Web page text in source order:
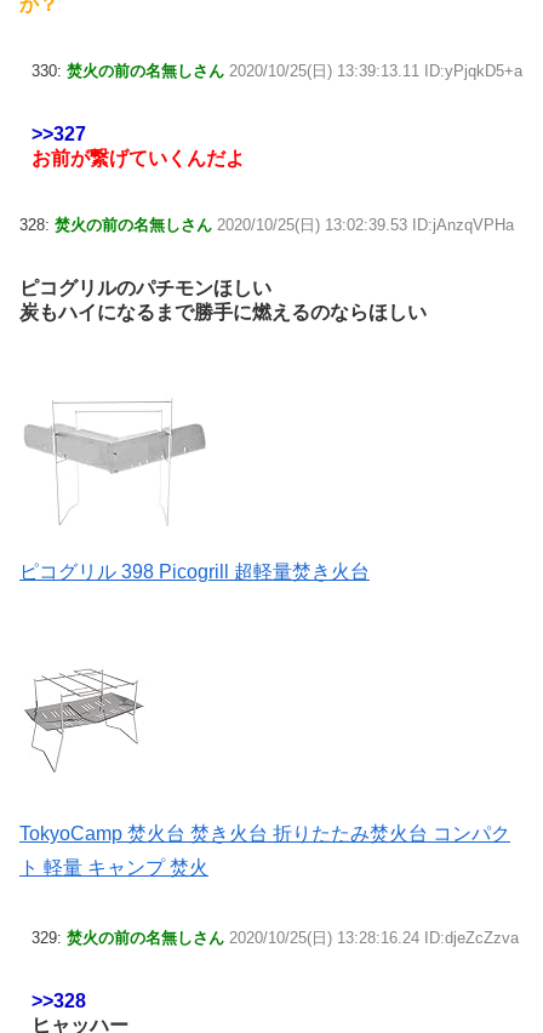
か？
330: 焚火の前の名無しさん 2020/10/25(日) 13:39:13.11 ID:yPjqkD5+a
>>327
お前が繋げていくんだよ
328: 焚火の前の名無しさん 2020/10/25(日) 13:02:39.53 ID:jAnzqVPHa
ピコグリルのパチモンほしい
炭もハイになるまで勝手に燃えるのならほしい
ピコグリル 398 Picogrill 超軽量焚き火台
TokyoCamp 焚火台 焚き火台 折りたたみ焚火台 コンパク
ト 軽量 キャンプ 焚火
329: 焚火の前の名無しさん 2020/10/25(日) 13:28:16.24 ID:djeZcZzva
>>328
ヒャッハー